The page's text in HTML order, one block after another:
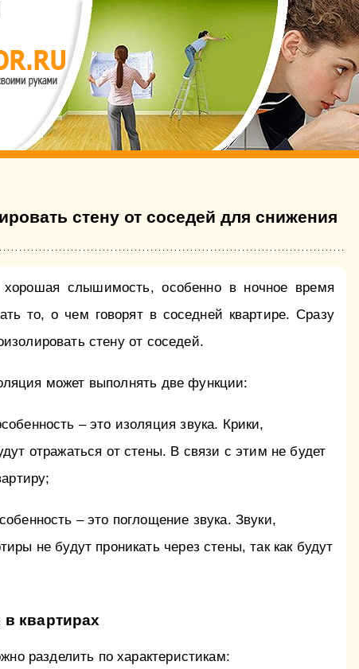
стену от соседей для снижения
хорошая слышимость, особенно в ночное время
то, о чем говорят в соседней квартире. Сразу
стену от соседей.
может выполнять две функции:
– это изоляция звука. Крики,
отражаться от стены. В связи с этим не будет
– это поглощение звука. Звуки,
не будут проникать через стены, так как будут
квартирах
разделить по характеристикам: